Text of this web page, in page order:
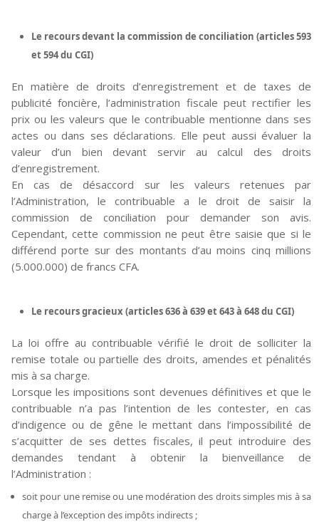
Le recours devant la commission de conciliation (articles 593
et 594 du CGI)
En matière de droits d’enregistrement et de taxes de
publicité foncière, l’administration fiscale peut rectifier les
prix ou les valeurs que le contribuable mentionne dans ses
actes ou dans ses déclarations. Elle peut aussi évaluer la
valeur d’un bien devant servir au calcul des droits
d’enregistrement.
En cas de désaccord sur les valeurs retenues par
l’Administration, le contribuable a le droit de saisir la
commission de conciliation pour demander son avis.
Cependant, cette commission ne peut être saisie que si le
différend porte sur des montants d’au moins cinq millions
(5.000.000) de francs CFA.
Le recours gracieux (articles 636 à 639 et 643 à 648 du CGI)
La loi offre au contribuable vérifié le droit de solliciter la
remise totale ou partielle des droits, amendes et pénalités
mis à sa charge.
Lorsque les impositions sont devenues définitives et que le
contribuable n’a pas l’intention de les contester, en cas
d’indigence ou de gêne le mettant dans l’impossibilité de
s’acquitter de ses dettes fiscales, il peut introduire des
demandes tendant à obtenir la bienveillance de
l’Administration :
soit pour une remise ou une modération des droits simples mis à sa
charge à l’exception des impôts indirects ;